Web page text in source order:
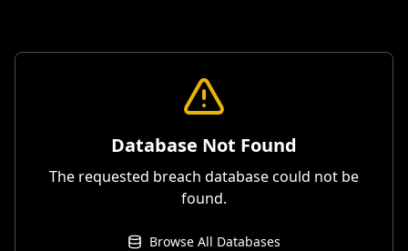
Database Not Found
The requested breach database could not be
found.
Browse All Databases